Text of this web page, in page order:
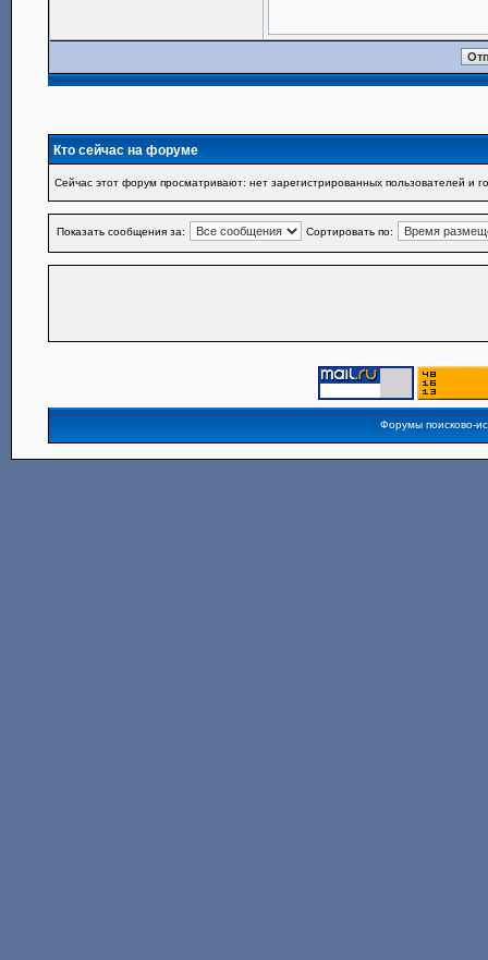
Кто сейчас на форуме
Сейчас этот форум просматривают: нет зарегистрированных пользователей и
Показать сообщения за: Сортировать по:
Форумы поисково-